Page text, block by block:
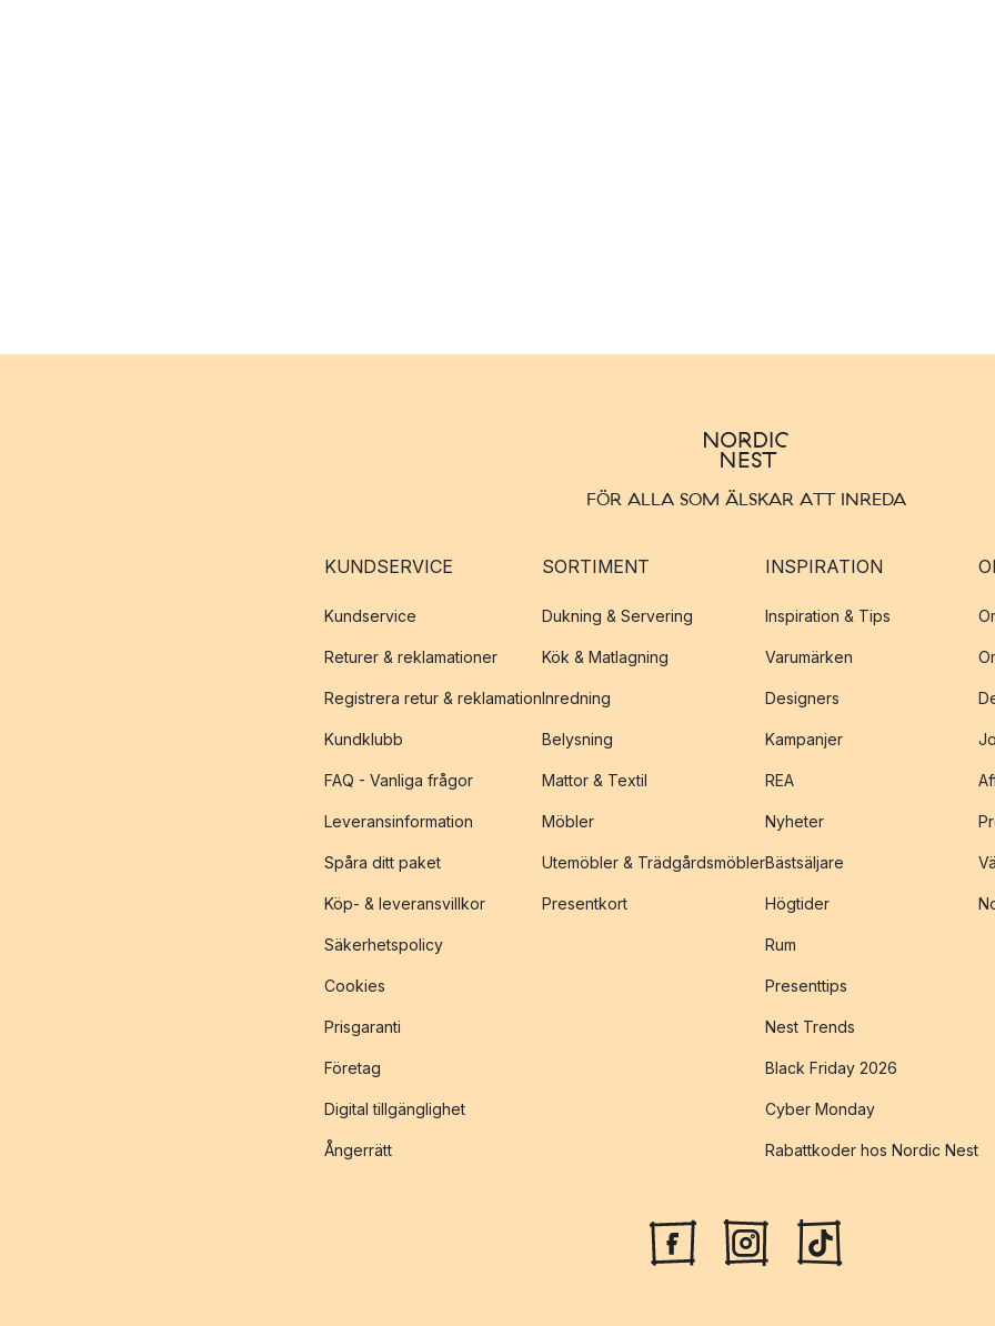
FÖR ALLA SOM ÄLSKAR ATT INREDA
KUNDSERVICE
Kundservice
Returer & reklamationer
Registrera retur & reklamation
Kundklubb
FAQ - Vanliga frågor
Leveransinformation
Spåra ditt paket
Köp- & leveransvillkor
Säkerhetspolicy
Cookies
Prisgaranti
Företag
Digital tillgänglighet
Ångerrätt
SORTIMENT
Dukning & Servering
Kök & Matlagning
Inredning
Belysning
Mattor & Textil
Möbler
Utemöbler & Trädgårdsmöbler
Presentkort
INSPIRATION
Inspiration & Tips
Varumärken
Designers
Kampanjer
REA
Nyheter
Bästsäljare
Högtider
Rum
Presenttips
Nest Trends
Black Friday 2026
Cyber Monday
Rabattkoder hos Nordic Nest